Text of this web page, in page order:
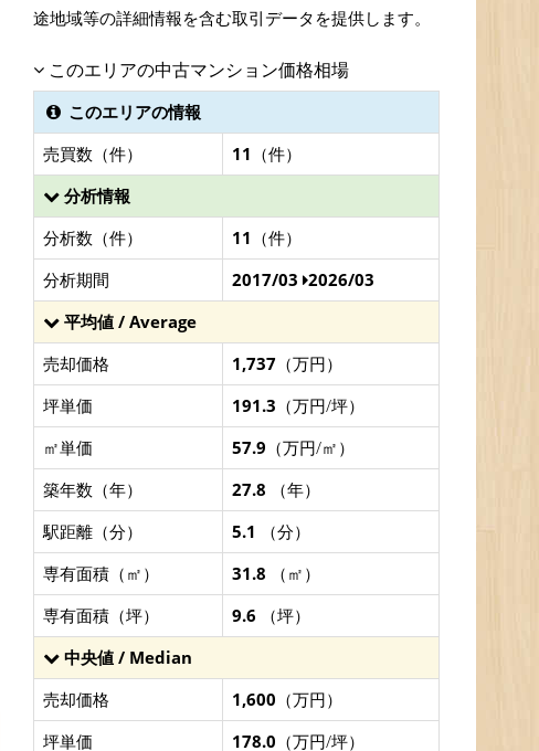
途地域等の詳細情報を含む取引データを提供します。
このエリアの中古マンション価格相場
このエリアの情報
売買数（件）
11 （件）
分析情報
分析数（件）
11 （件）
分析期間
2017/03 2026/03
平均値 / Average
売却価格
1,737 （万円）
坪単価
191.3 （万円/坪）
㎡単価
57.9 （万円/㎡）
築年数（年）
27.8 （年）
駅距離（分）
5.1 （分）
専有面積（㎡）
31.8 （㎡）
専有面積（坪）
9.6 （坪）
中央値 / Median
売却価格
1,600 （万円）
坪単価
178.0 （万円/坪）